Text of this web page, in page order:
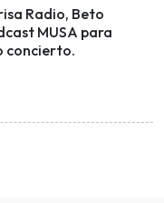
Radio, Beto
MUSA para
concierto.